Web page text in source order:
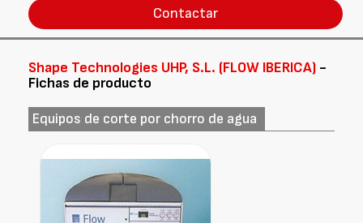
Contactar
Shape Technologies UHP, S.L. (FLOW IBERICA) -
Fichas de producto
Equipos de corte por chorro de agua